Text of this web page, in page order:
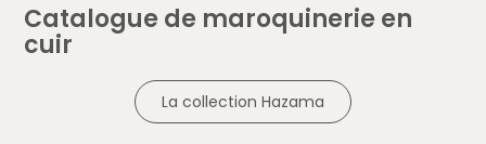
Catalogue de maroquinerie en
cuir
La collection Hazama